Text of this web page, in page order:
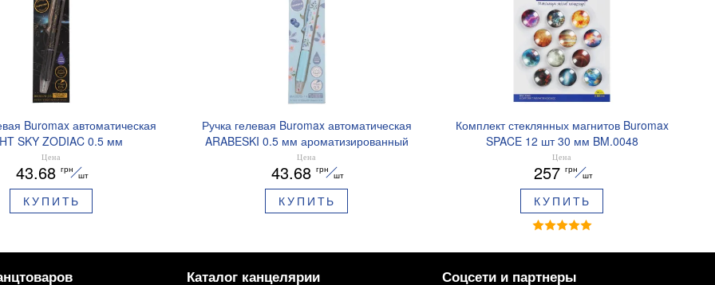
Buromax автоматическая
SKY ZODIAC 0.5 мм
грипп синие чернила
BM.8379-01
Цена
43.68 грн
шт
КУПИТЬ
Ручка гелевая Buromax автоматическая
ARABESKI 0.5 мм ароматизированный
грипп синие чернила в блистере BM.8379-
02
Цена
43.68 грн
шт
КУПИТЬ
Комплект стеклянных магнитов Buromax
SPACE 12 шт 30 мм BM.0048
Цена
257 грн
шт
КУПИТЬ
Каталог канцелярии Соцсети и партнеры